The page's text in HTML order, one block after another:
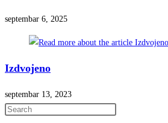
septembar 6, 2025
Izdvojeno
septembar 13, 2023